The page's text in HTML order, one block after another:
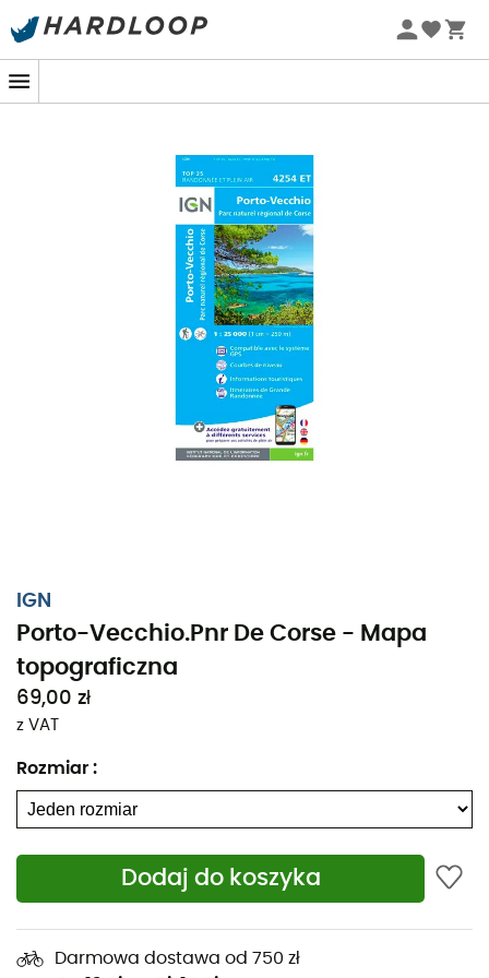
Letnie promocje 🔥 -5% DODATKOWO przy zakupie 2
IGN
Porto-Vecchio.Pnr De Corse - Mapa
topograficzna
69,00 zł
z VAT
Rozmiar :
Dodaj do koszyka
Darmowa dostawa od 750 zł
wyprawę, mapa topograficzna IGN Porto-Vecchio.Pnr De
Corse będzie cennym wsparciem w przygotowaniach i